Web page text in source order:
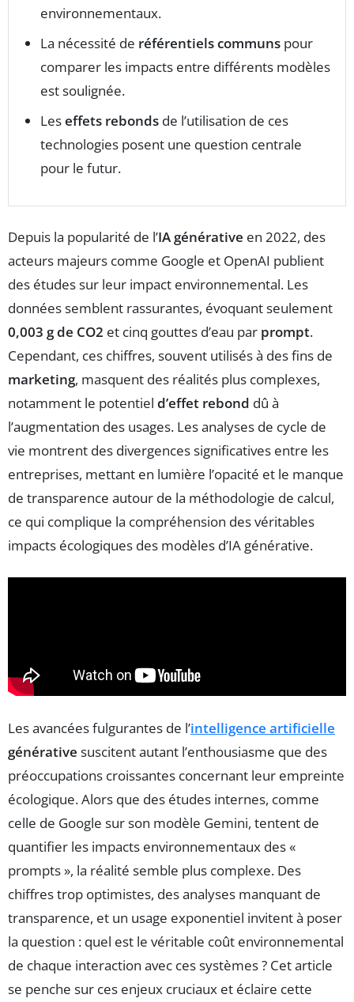
environnementaux.
La nécessité de référentiels communs pour
comparer les impacts entre différents modèles
est soulignée.
Leseffets rebonds de l’utilisation de ces
technologies posent une question centrale
pour le futur.
Depuis la popularité de l’IA générative en 2022, des
acteurs majeurs comme Google et OpenAI publient
des études sur leur impact environnemental. Les
données semblent rassurantes, évoquant seulement
0,003 g de CO2 et cinq gouttes d’eau par prompt.
Cependant, ces chiffres, souvent utilisés à des fins de
marketing, masquent des réalités plus complexes,
notamment le potentiel d’effet rebond dû à
l’augmentation des usages. Les analyses de cycle de
vie montrent des divergences significatives entre les
entreprises, mettant en lumière l’opacité et le manque
de transparence autour de la méthodologie de calcul,
ce qui complique la compréhension des véritables
impacts écologiques des modèles d’IA générative.
Les avancées fulgurantes de l’intelligence artificielle
générative suscitent autant l’enthousiasme que des
préoccupations croissantes concernant leur empreinte
écologique. Alors que des études internes, comme
celle de Google sur son modèle Gemini, tentent de
quantifier les impacts environnementaux des «
prompts », la réalité semble plus complexe. Des
chiffres trop optimistes, des analyses manquant de
transparence, et un usage exponentiel invitent à poser
la question : quel est le véritable coût environnemental
de chaque interaction avec ces systèmes ? Cet article
se penche sur ces enjeux cruciaux et éclaire cette